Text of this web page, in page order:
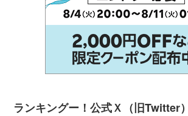
ランキングー！公式Ｘ（旧Twitter）